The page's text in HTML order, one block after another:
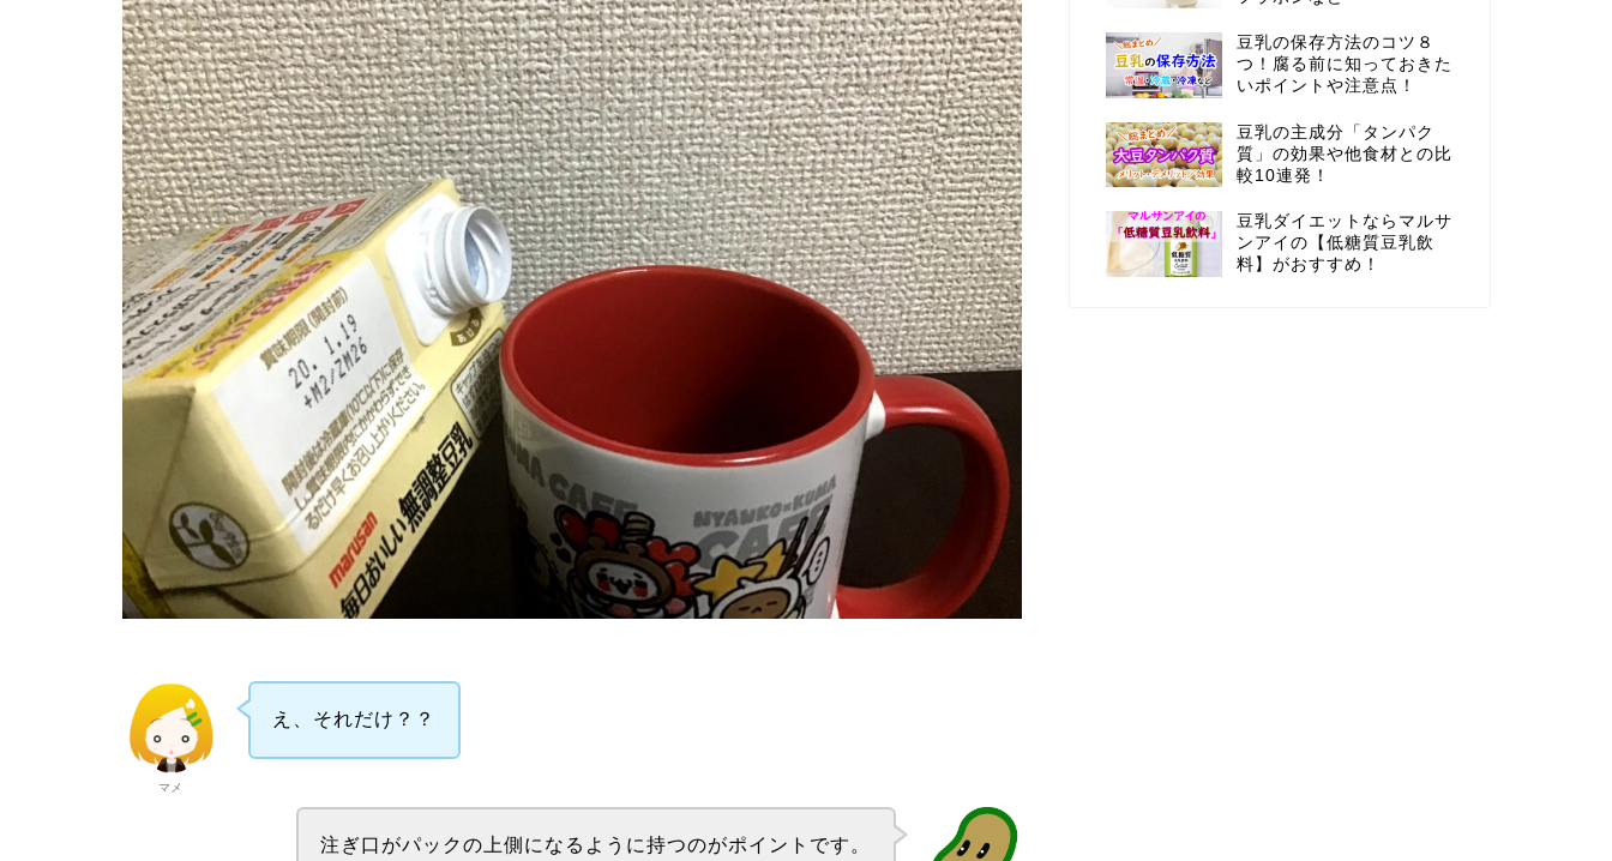
マメ
え、それだけ？？
注ぎ口がパックの上側になるように持つのがポイントです。
豆乳の保存方法のコツ８
つ！腐る前に知っておきた
いポイントや注意点！
豆乳の主成分「タンパク
質」の効果や他食材との比
較10連発！
豆乳ダイエットならマルサ
ンアイの【低糖質豆乳飲
料】がおすすめ！